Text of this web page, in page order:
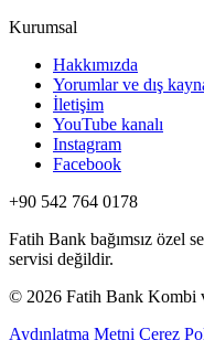
Kurumsal
Hakkımızda
Yorumlar ve dış
İletişim
YouTube kanalı
Instagram
Facebook
+90 542 764 0178
Fatih Bank bağımsız özel
servisi değildir.
© 2026 Fatih Bank Kombi
Aydınlatma Metni Çerez